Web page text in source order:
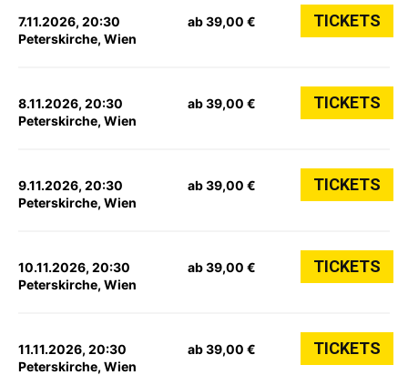
7.11.2026, 20:30
Peterskirche, Wien
ab 39,00 € TICKETS
8.11.2026, 20:30
Peterskirche, Wien
ab 39,00 € TICKETS
9.11.2026, 20:30
Peterskirche, Wien
ab 39,00 € TICKETS
10.11.2026, 20:30
Peterskirche, Wien
ab 39,00 € TICKETS
11.11.2026, 20:30
Peterskirche, Wien
ab 39,00 € TICKETS